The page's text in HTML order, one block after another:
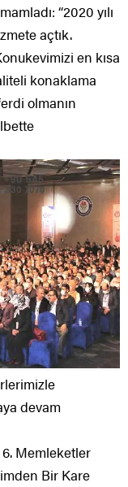
“2020 yılı
açtık.
en kısa
konaklama
olmanın
devam
Memleketler
Bir Kare